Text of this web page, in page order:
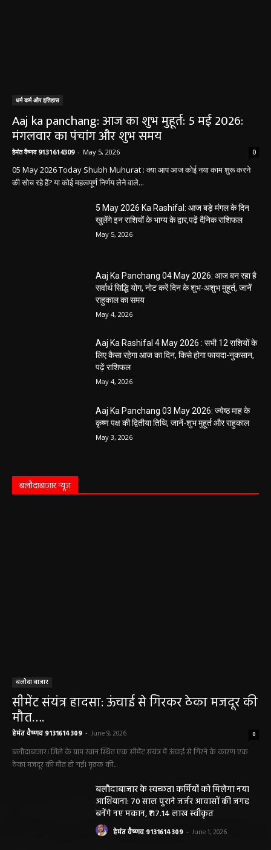
धर्म कर्म और इतिहास
Aaj ka panchang: आज का शुभ मुहूर्त: 5 मई 2026:
मंगलवार का पंचांग और शुभ समय
हेमंत वैष्णव 9131614309 - May 5, 2026 0
05 May 2026 Today Shubh Muhurat : क्या आप आज कोई नया काम शुरू करने
की सोच रहे हैं? या कोई महत्वपूर्ण निर्णय लेने वाले...
5 May 2026 Ka Rashifal: आज बड़े मंगल के दिन
खुलेंगे इन राशियों के भाग्य के द्वार,पढ़ें दैनिक राशिफल
May 5, 2026
Aaj Ka Panchang 04 May 2026: आज बन रहा है
सर्वार्थ सिद्धि योग, नोट करें दिन के शुभ-अशुभ मुहूर्त, जानें
राहुकाल का समय
May 4, 2026
Aaj Ka Rashifal 4 May 2026 : सभी 12 राशियों के
लिए कैसा रहेगा आज का दिन, किसे होगा फायदा-नुकसान,
पढ़ें राशिफल
May 4, 2026
Aaj Ka Panchang 03 May 2026: ज्येष्ठ माह के
कृष्ण पक्ष की द्वितीया तिथि, जानें-शुभ मुहूर्त और राहुकाल
May 3, 2026
बलौदाबाज़ार न्यूज़
बलौदा बाजार
सीमेंट संयंत्र हादसा: ऊंचाई से गिरकर ठेका मजदूर की
मौत….
हेमंत वैष्णव 9131614309 - June 9, 2026 0
बलौदाबाजार। जिले के ग्राम रवान स्थित एक सीमेंट संयंत्र में ऊंचाई से गिरने के कारण एक
ठेका मजदूर की मौत हो गई। मृतक की...
बलौदाबाजार के स्वच्छता कर्मियों को मिलेगा नया
आशियाना: 70 साल पुराने जर्जर आवासों की जगह
बनेंगे नए मकान, ₹117.14 लाख स्वीकृत
हेमंत वैष्णव 9131614309 - June 1, 2026